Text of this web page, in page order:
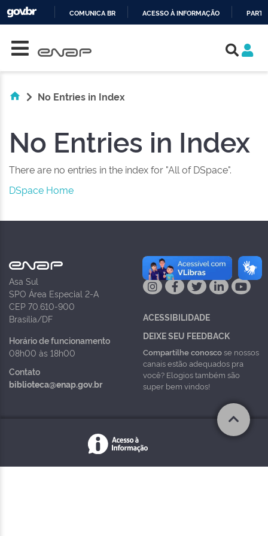
COMUNICA BR ACESSO À INFORMAÇÃO
No Entries in Index
No Entries in Index
There are no entries in the index for "All of DSpace".
DSpace Home
Asa Sul
SPO Área Especial 2-A
CEP 70.610-900
Brasília/DF
Horário de funcionamento
08h00 às 18h00
Contato
biblioteca@enap.gov.br
NAS REDES
ACESSIBILIDADE
DEIXE SEU FEEDBACK
Compartilhe conoscose nossos
canais estão adequados pra
você? Elogios também são
super bem vindos!